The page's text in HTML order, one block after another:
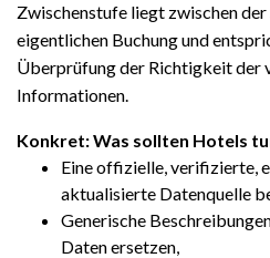
Zwischenstufe liegt zwischen der
eigentlichen Buchung und
Überprüfung der Richtigkeit der
Informationen.
Konkret: Was sollten Hotels
Eine offizielle, verifizierte,
aktualisierte Datenquelle
Generische
Daten ersetzen,